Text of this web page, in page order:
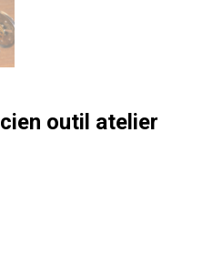
outil atelier